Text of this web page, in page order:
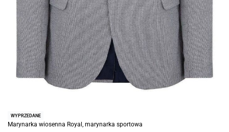
WYPRZEDANE
Marynarka wiosenna Royal, marynarka sportowa